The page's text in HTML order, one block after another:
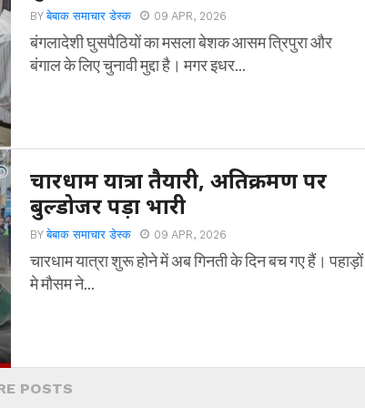
BYबेबाक समाचार डेस्क 09 APR, 2026
बंगलादेशी घुसपैठियों का मसला बेशक आसम त्रिपुरा और
बंगाल के लिए चुनावी मुद्दा है। मगर इधर...
चारधाम यात्रा तैयारी, अतिक्रमण पर
बुल्डोजर पड़ा भारी
BYबेबाक समाचार डेस्क 09 APR, 2026
चारधाम यात्रा शुरू होने में अब गिनती के दिन बच गए हैं। पहाड़ों
मे मौसम ने...
POSTS